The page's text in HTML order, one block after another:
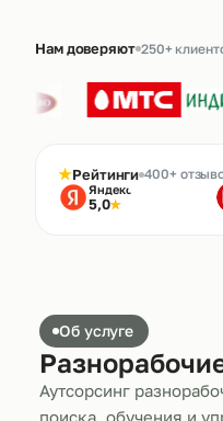
Нам доверяют 250+
★Рейтинги 400+
Яндекс
5,0★
Об услуге
Аутсорсинг
поиска, обучения и